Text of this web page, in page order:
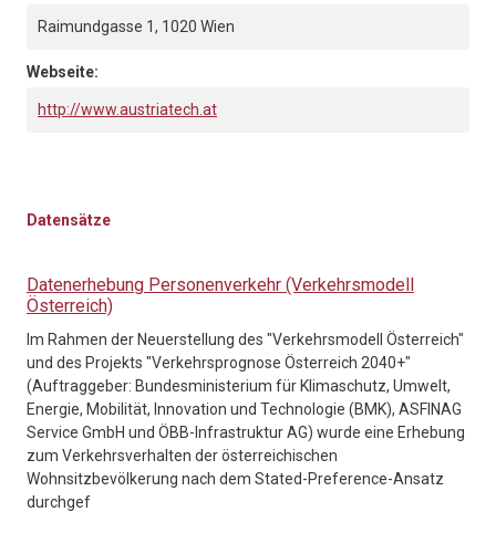
Raimundgasse 1, 1020 Wien
Webseite:
http://www.austriatech.at
Datensätze
Datenerhebung Personenverkehr (Verkehrsmodell
Österreich)
Im Rahmen der Neuerstellung des "Verkehrsmodell Österreich"
und des Projekts "Verkehrsprognose Österreich 2040+"
(Auftraggeber: Bundesministerium für Klimaschutz, Umwelt,
Energie, Mobilität, Innovation und Technologie (BMK), ASFINAG
Service GmbH und ÖBB-Infrastruktur AG) wurde eine Erhebung
zum Verkehrsverhalten der österreichischen
Wohnsitzbevölkerung nach dem Stated-Preference-Ansatz
durchgef